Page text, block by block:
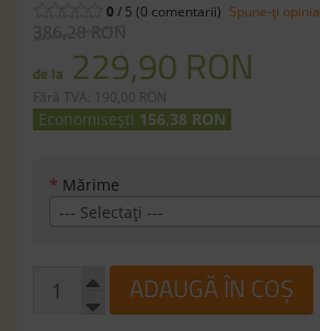
0/ 5 (0 comentarii) Spune-ţi opinia
386,28 RON
de la 229,90 RON
Fără TVA: 190,00 RON
Economisești 156,38 RON
* Mărime
--- Selectaţi ---
ADAUGĂ ÎN COȘ